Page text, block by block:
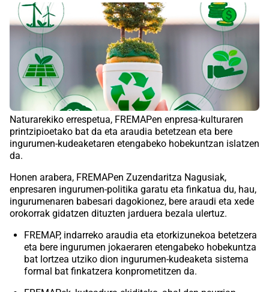
Naturarekiko errespetua, FREMAPen enpresa-kulturaren
printzipioetako bat da eta araudia betetzean eta bere
ingurumen-kudeaketaren etengabeko hobekuntzan islatzen
da.
Honen arabera, FREMAPen Zuzendaritza Nagusiak,
enpresaren ingurumen-politika garatu eta finkatua du, hau,
ingurumenaren babesari dagokionez, bere araudi eta xede
orokorrak gidatzen dituzten jarduera bezala ulertuz.
FREMAP, indarreko araudia eta etorkizunekoa betetzera
eta bere ingurumen jokaeraren etengabeko hobekuntza
bat lortzea utziko dion ingurumen-kudeaketa sistema
formal bat finkatzera konprometitzen da.